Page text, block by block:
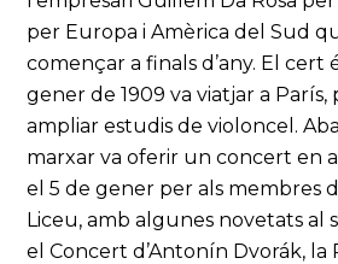
per Europa i Amèrica del Sud
començar a finals d’any. El cert
gener de 1909 va viatjar a París,
ampliar estudis de violoncel.
marxar va oferir un concert en
el 5 de gener per als membres
Liceu, amb algunes novetats al
el Concert d’Antonín Dvorák, la